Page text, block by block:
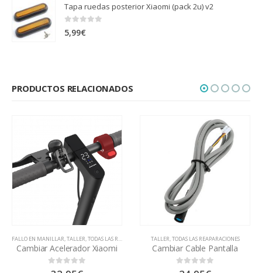
1.320,00€
Tapa ruedas posterior Xiaomi (pack 2u) v2
0 out of 5
5,99€
PRODUCTOS RELACIONADOS
TALLER,TODAS LAS REAPARACIONES
Cambiar Cable Pantalla
0out of 5
FALLO ELECTRÓNICO,PINCHAZO Y
Cambiar Motor de
0out of 5